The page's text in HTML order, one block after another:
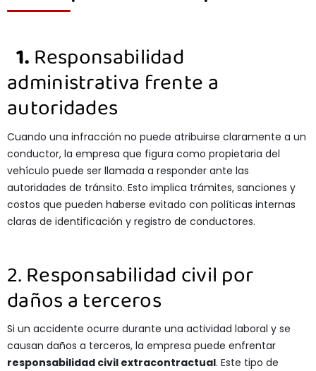
1. Responsabilidad
administrativa frente a
autoridades
Cuando una infracción no puede atribuirse claramente a un
conductor, la empresa que figura como propietaria del
vehículo puede ser llamada a responder ante las
autoridades de tránsito. Esto implica trámites, sanciones y
costos que pueden haberse evitado con políticas internas
claras de identificación y registro de conductores.
2. Responsabilidad civil por
daños a terceros
Si un accidente ocurre durante una actividad laboral y se
causan daños a terceros, la empresa puede enfrentar
responsabilidad civil extracontractual. Este tipo de